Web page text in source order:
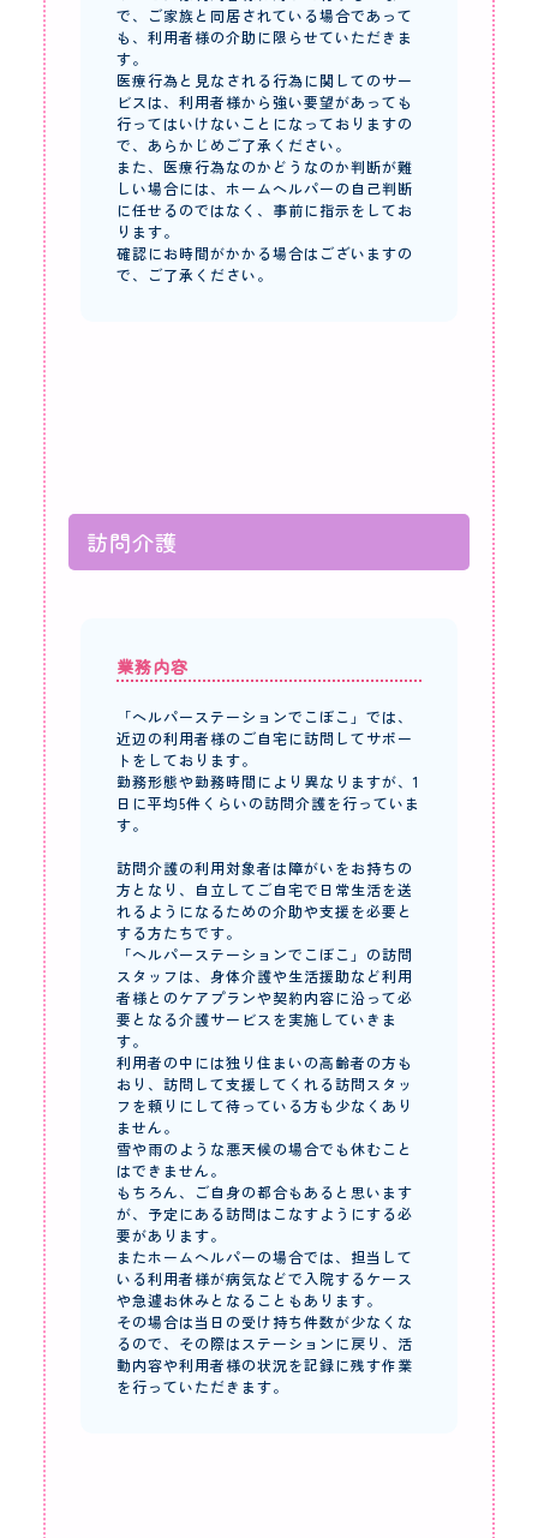
で、ご家族と同居されている場合であって
も、利用者様の介助に限らせていただきま
す。
医療行為と見なされる行為に関してのサー
ビスは、利用者様から強い要望があっても
行ってはいけないことになっておりますの
で、あらかじめご了承ください。
また、医療行為なのかどうなのか判断が難
しい場合には、ホームヘルパーの自己判断
に任せるのではなく、事前に指示をしてお
ります。
確認にお時間がかかる場合はございますの
で、ご了承ください。
訪問介護
業務内容
「ヘルパーステーションでこぼこ」では、
近辺の利用者様のご自宅に訪問してサポー
トをしております。
勤務形態や勤務時間により異なりますが、1
日に平均5件くらいの訪問介護を行っていま
す。
訪問介護の利用対象者は障がいをお持ちの
方となり、自立してご自宅で日常生活を送
れるようになるための介助や支援を必要と
する方たちです。
「ヘルパーステーションでこぼこ」の訪問
スタッフは、身体介護や生活援助など利用
者様とのケアプランや契約内容に沿って必
要となる介護サービスを実施していきま
す。
利用者の中には独り住まいの高齢者の方も
おり、訪問して支援してくれる訪問スタッ
フを頼りにして待っている方も少なくあり
ません。
雪や雨のような悪天候の場合でも休むこと
はできません。
もちろん、ご自身の都合もあると思います
が、予定にある訪問はこなすようにする必
要があります。
またホームヘルパーの場合では、担当して
いる利用者様が病気などで入院するケース
や急遽お休みとなることもあります。
その場合は当日の受け持ち件数が少なくな
るので、その際はステーションに戻り、活
動内容や利用者様の状況を記録に残す作業
を行っていただきます。